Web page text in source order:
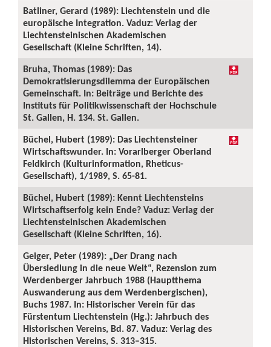
Batliner, Gerard (1989): Liechtenstein und die
europäische Integration. Vaduz: Verlag der
Liechtensteinischen Akademischen
Gesellschaft (Kleine Schriften, 14).
Bruha, Thomas (1989): Das
Demokratisierungsdilemma der Europäischen
Gemeinschaft. In: Beiträge und Berichte des
Instituts für Politikwissenschaft der Hochschule
St. Gallen, H. 134. St. Gallen.
Büchel, Hubert (1989): Das Liechtensteiner
Wirtschaftswunder. In: Vorarlberger Oberland
Feldkirch (Kulturinformation, Rheticus-
Gesellschaft), 1/1989, S. 65-81.
Büchel, Hubert (1989): Kennt Liechtensteins
Wirtschaftserfolg kein Ende? Vaduz: Verlag der
Liechtensteinischen Akademischen
Gesellschaft (Kleine Schriften, 16).
Geiger, Peter (1989): „Der Drang nach
Übersiedlung in die neue Welt“, Rezension zum
Werdenberger Jahrbuch 1988 (Hauptthema
Auswanderung aus dem Werdenbergischen),
Buchs 1987. In: Historischer Verein für das
Fürstentum Liechtenstein (Hg.): Jahrbuch des
Historischen Vereins, Bd. 87. Vaduz: Verlag des
Historischen Vereins, S. 313–315.